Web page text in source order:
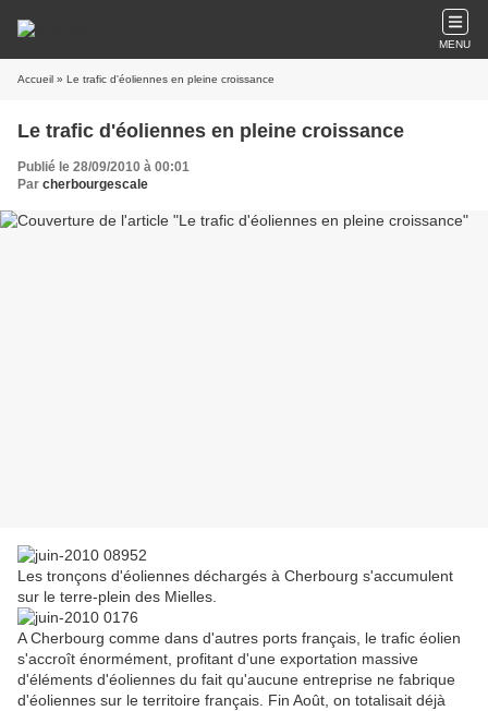
MENU
Accueil » Le trafic d'éoliennes en pleine croissance
Le trafic d'éoliennes en pleine croissance
Publié le 28/09/2010 à 00:01
Par cherbourgescale
Les tronçons d'éoliennes déchargés à Cherbourg s'accumulent
sur le terre-plein des Mielles.
A Cherbourg comme dans d'autres ports français, le trafic éolien
s'accroît énormément, profitant d'une exportation massive
d'éléments d'éoliennes du fait qu'aucune entreprise ne fabrique
d'éoliennes sur le territoire français. Fin Août, on totalisait déjà